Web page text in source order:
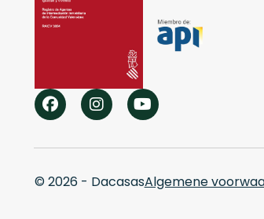
© 2026 - DacasasAlgemene